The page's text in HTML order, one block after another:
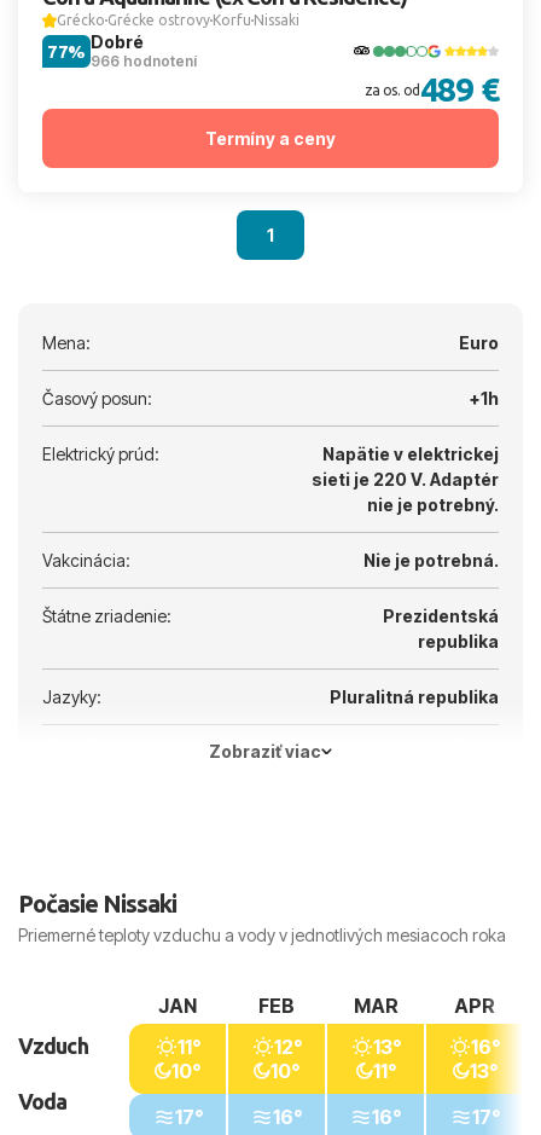
Grécko Grécke ostrovy Korfu Nissaki
Dobré
966 hodnotení
77%
za os. od 489 €
Termíny a ceny
1
Mena: Euro
Časový posun: +1h
Elektrický prúd:
Napätie v elektrickej
sieti je 220 V. Adaptér
nie je potrebný.
Vakcinácia: Nie je potrebná.
Štátne zriadenie:
Prezidentská
republika
Jazyky: Pluralitná republika
Zobraziť viac
Počasie Nissaki
Priemerné teploty vzduchu a vody v jednotlivých mesiacoch roka
Vzduch
Voda
JAN
11°
10°
17°
FEB
12°
10°
16°
MAR
13°
11°
16°
APR
16°
13°
17°